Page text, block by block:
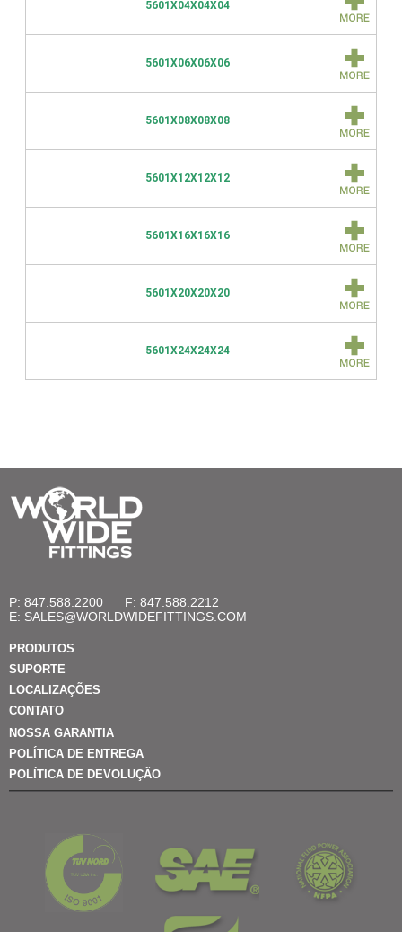
5601X04X04X04
5601X06X06X06
5601X08X08X08
5601X12X12X12
5601X16X16X16
5601X20X20X20
5601X24X24X24
P: 847.588.2200
F: 847.588.2212
E: SALES@WORLDWIDEFITTINGS.COM
PRODUTOS
SUPORTE
LOCALIZAÇÕES
CONTATO
NOSSA GARANTIA
POLÍTICA DE ENTREGA
POLÍTICA DE DEVOLUÇÃO